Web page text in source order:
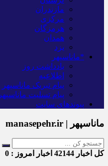
مازندران
مرکزی
هرمزگان
همدان
یزد
*ماناسپهر
یادداشت روز
اطلاعیه
پیام تبریک ماناسپهر
پیام تسلیت ماناسپهر
پیوندهای سایت
ماناسپهر | manasepehr.ir
کل اخبار اخبار امروز : 0